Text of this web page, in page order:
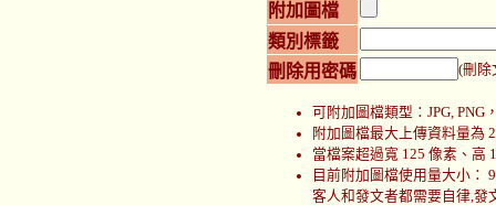
附加圖檔
類別標籤
刪除用密碼
(刪除
可附加圖檔類型：JPG, PNG
附加圖檔最大上傳資料量為
當檔案超過寬 125 像素、高
目前附加圖檔使用量大小：
客人和發文者都需要自律,發